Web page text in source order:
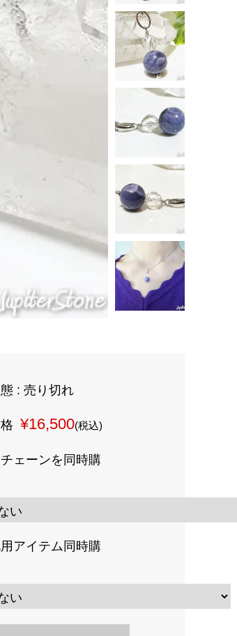
: 売り切れ
格¥16,500(税込)
チェーンを同時購
用アイテム同時購